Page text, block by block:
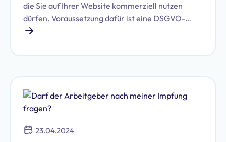
die Sie auf Ihrer Website kommerziell nutzen
dürfen. Voraussetzung dafür ist eine DSGVO-
konforme Einbindung der Fonts.&nbsp;&nbsp;
23.04.2024